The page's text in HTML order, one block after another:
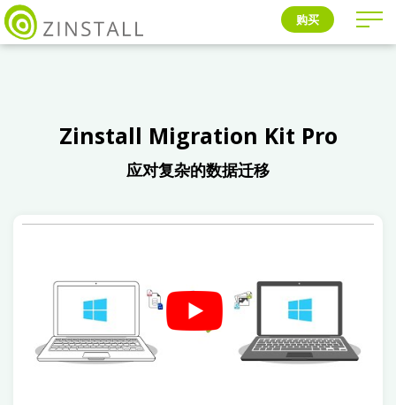
购买
Zinstall Migration Kit Pro
应对复杂的数据迁移